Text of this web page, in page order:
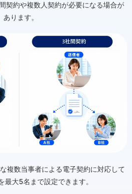
契約や複数人契約が必要になる場合が
あります。
複数当事者による電子契約に対応して
最大5名まで設定できます。